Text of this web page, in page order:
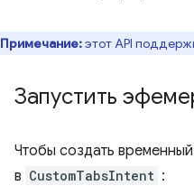
Примечание:этот API
Запустить
Чтобы создать
в CustomTabsIntent :